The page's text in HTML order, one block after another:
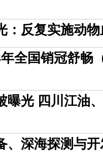
：反复实施动
全国销冠舒畅
曝光 四川江油
、深海探测与